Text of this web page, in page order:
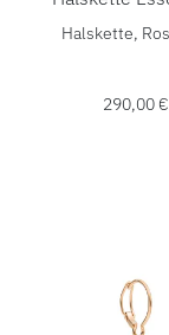
DoDoHalskette,
290,00 €